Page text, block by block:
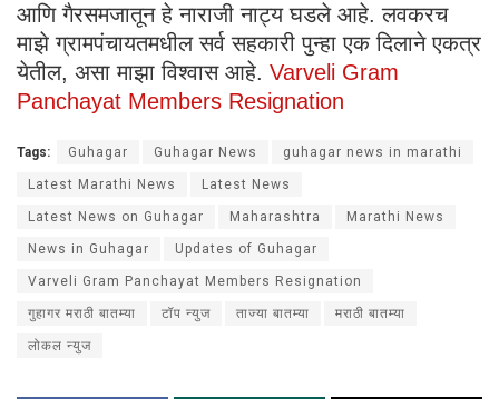
आणि गैरसमजातून हे नाराजी नाट्य घडले आहे. लवकरच
माझे ग्रामपंचायतमधील सर्व सहकारी पुन्हा एक दिलाने एकत्र
येतील, असा माझा विश्वास आहे. Varveli Gram
Panchayat Members Resignation
Tags: Guhagar Guhagar News guhagar news in marathi
Latest Marathi News Latest News
Latest News on Guhagar Maharashtra Marathi News
News in Guhagar Updates of Guhagar
Varveli Gram Panchayat Members Resignation
गुहागर मराठी बातम्या टॉप न्युज ताज्या बातम्या मराठी बातम्या
लोकल न्युज